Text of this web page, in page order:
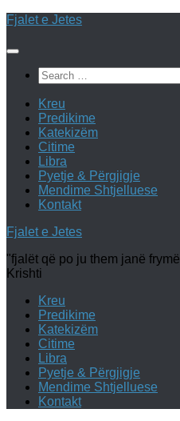
Skip
content
Fjalet e Jetes
Search
for:
Kreu
Predikime
Katekizëm
Citime
Libra
Pyetje & Përgjigje
Mendime Shtjelluese
Kontakt
Fjalet e Jetes
"fjalët që po ju them janë
Krishti
Kreu
Predikime
Katekizëm
Citime
Libra
Pyetje & Përgjigje
Mendime Shtjelluese
Kontakt